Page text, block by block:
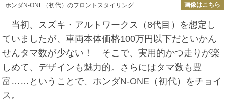
ホンダN-ONE（初代）のフロントスタイリング 画像はこちら
当初、スズキ・アルトワークス（8代目）を想定し
ていましたが、車両本体価格100万円以下だといかん
せんタマ数が少ない！ そこで、実用的かつ走りが楽
しめて、デザインも魅力的。さらにはタマ数も豊
富……ということで、ホンダN-ONE （初代）をチョイ
ス。